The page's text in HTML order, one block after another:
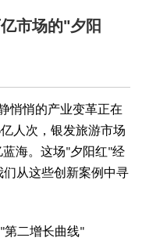
市场的"夕阳
悄悄的产业变革正在
亿人次，银发旅游市场
蓝海。这场"夕阳红"经
从这些创新案例中寻
"第二增长曲线"